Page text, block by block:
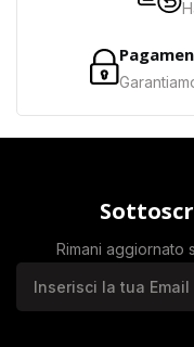
Rimani aggiornato